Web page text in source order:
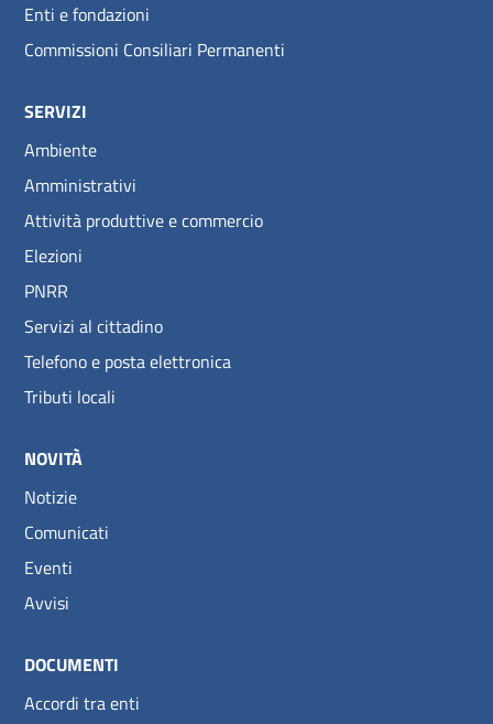
Enti e fondazioni
Commissioni Consiliari Permanenti
SERVIZI
Ambiente
Amministrativi
Attività produttive e commercio
Elezioni
PNRR
Servizi al cittadino
Telefono e posta elettronica
Tributi locali
NOVITÀ
Notizie
Comunicati
Eventi
Avvisi
DOCUMENTI
Accordi tra enti